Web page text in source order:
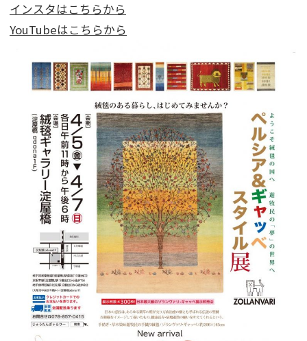
インスタはこちらから
YouTubeはこちらから